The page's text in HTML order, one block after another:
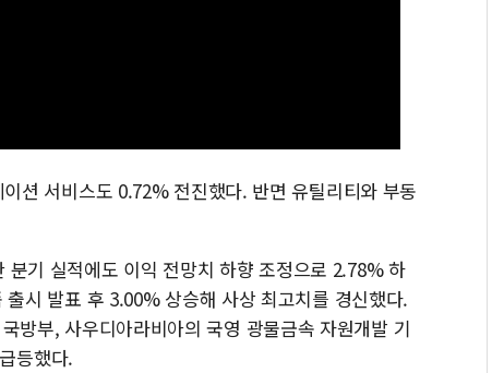
션 서비스도 0.72% 전진했다. 반면 유틸리티와 부동
기 실적에도 이익 전망치 하향 조정으로 2.78% 하
시 발표 후 3.00% 상승해 사상 최고치를 경신했다.
방부, 사우디아라비아의 국영 광물금속 자원개발 기
등했다.